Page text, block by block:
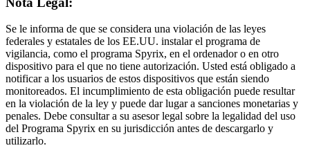
Se le informa de que se considera una violación de las leyes
federales y estatales de los EE.UU. instalar el programa de
vigilancia, como el programa Spyrix, en el ordenador o en otro
dispositivo para el que no tiene autorización. Usted está obligado a
notificar a los usuarios de estos dispositivos que están siendo
monitoreados. El incumplimiento de esta obligación puede resultar
en la violación de la ley y puede dar lugar a sanciones monetarias y
penales. Debe consultar a su asesor legal sobre la legalidad del uso
del Programa Spyrix en su jurisdicción antes de descargarlo y
utilizarlo.